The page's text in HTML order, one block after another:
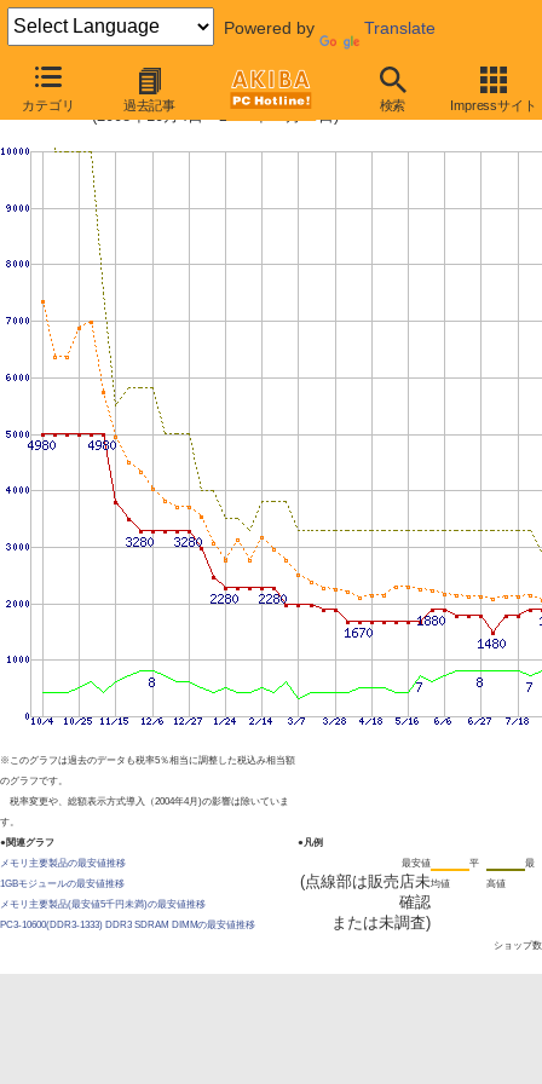
Powered by Translate
カテゴリ 過去記事 検索 Impressサイト
PC3-10600 1GBの価格推移
(2008年10月4日〜2009年12月19日)
※このグラフは過去のデータも税率5％相当に調整した税込み相当額
のグラフです。
税率変更や、総額表示方式導入（2004年4月)の影響は除いていま
す。
●関連グラフ
メモリ主要製品の最安値推移
1GBモジュールの最安値推移
メモリ主要製品(最安値5千円未満)の最安値推移
PC3-10600(DDR3-1333) DDR3 SDRAM DIMMの最安値推移
●凡例
最安値
(点線部は販売店未
確認
または未調査)
平
均値
最
高値
ショップ数